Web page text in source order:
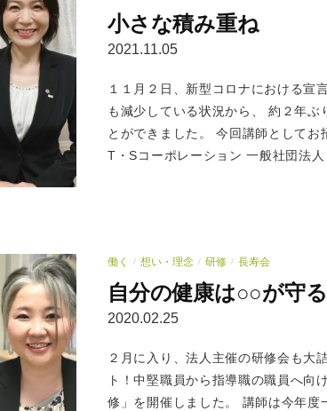
小さな積み重ね
2021.11.05
１１月２日、新型コロナにおける宣
も減少している状況から、 約２年ぶ
とができました。 今回講師として
T・Sコーポレーション 一般社団法人
働く / 想い・理念 / 研修 / 長寿会
自分の健康は○○が守る
2020.02.25
２月に入り、法人主催の研修会も大
ト！中堅職員から指導職の職員へ向
修」を開催しました。 講師は今年度